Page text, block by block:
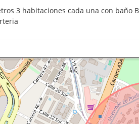
3 habitaciones cada una con baño